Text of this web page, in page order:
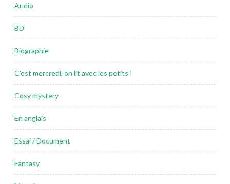
Audio
BD
Biographie
C'est mercredi, on lit avec les petits !
Cosy mystery
En anglais
Essai / Document
Fantasy